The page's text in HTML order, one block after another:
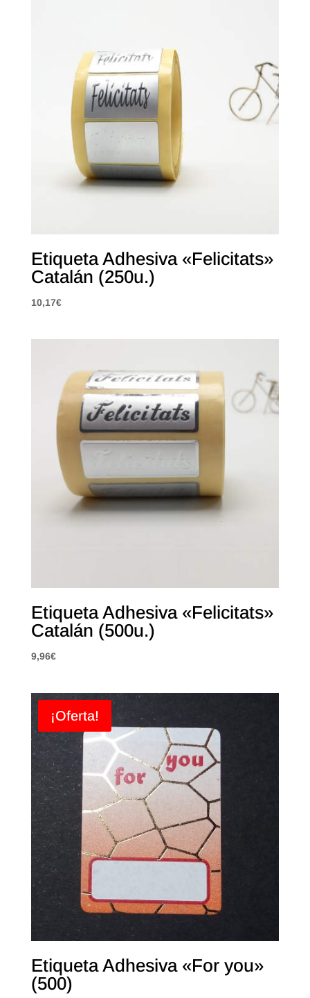
Etiqueta Adhesiva «Felicitats»
Catalán (250u.)
10,17€
Etiqueta Adhesiva «Felicitats»
Catalán (500u.)
9,96€
¡Oferta!
Etiqueta Adhesiva «For you»
(500)